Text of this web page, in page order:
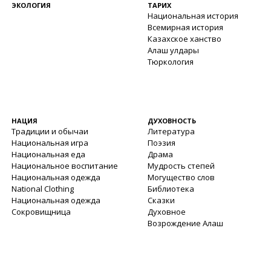
ЭКОЛОГИЯ ТАРИХ
Национальная история
Всемирная история
Казахское ханство
Алаш улдары
Тюркология
НАЦИЯ
Традиции и обычаи
Национальная игра
Национальная еда
Национальное воспитание
Национальная одежда
National Clothing
Национальная одежда
Сокровищница
ДУХОВНОСТЬ
Литература
Поэзия
Драма
Мудрость степей
Могущество слов
Библиотека
Сказки
Духовное
Возрождение Алаш